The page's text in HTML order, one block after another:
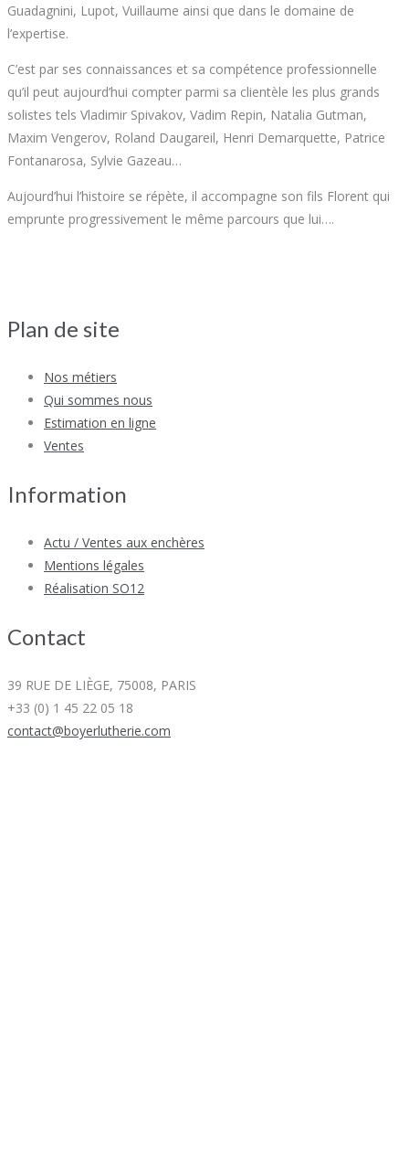
Guadagnini, Lupot, Vuillaume ainsi que dans le domaine de
l’expertise.
C’est par ses connaissances et sa compétence professionnelle
qu’il peut aujourd’hui compter parmi sa clientèle les plus grands
solistes tels Vladimir Spivakov, Vadim Repin, Natalia Gutman,
Maxim Vengerov, Roland Daugareil, Henri Demarquette, Patrice
Fontanarosa, Sylvie Gazeau…
Aujourd’hui l’histoire se répète, il accompagne son fils Florent qui
emprunte progressivement le même parcours que lui….
Plan de site
Nos métiers
Qui sommes nous
Estimation en ligne
Ventes
Information
Actu / Ventes aux enchères
Mentions légales
Réalisation SO12
Contact
39 RUE DE LIÈGE, 75008, PARIS
+33 (0) 1 45 22 05 18
contact@boyerlutherie.com